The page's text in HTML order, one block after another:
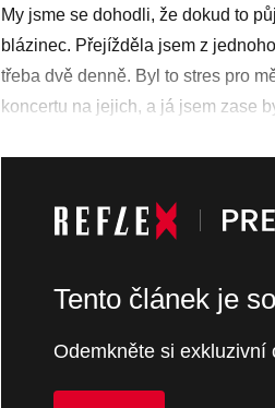
My jsme se dohodli, že dokud to
blázinec. Přejížděla jsem z
třeba dvě denně. Byl to stres pro
koncertu na jejich, a já jsem zase
Tento článek je
Odemkněte si exkluzivní